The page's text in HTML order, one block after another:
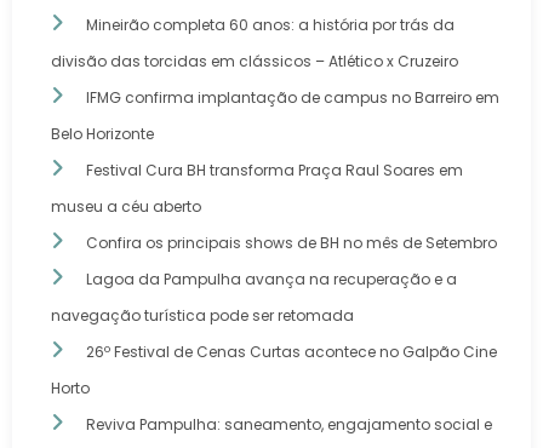
Mineirão completa 60 anos: a história por trás da
divisão das torcidas em clássicos – Atlético x Cruzeiro
IFMG confirma implantação de campus no Barreiro em
Belo Horizonte
Festival Cura BH transforma Praça Raul Soares em
museu a céu aberto
Confira os principais shows de BH no mês de Setembro
Lagoa da Pampulha avança na recuperação e a
navegação turística pode ser retomada
26º Festival de Cenas Curtas acontece no Galpão Cine
Horto
Reviva Pampulha: saneamento, engajamento social e